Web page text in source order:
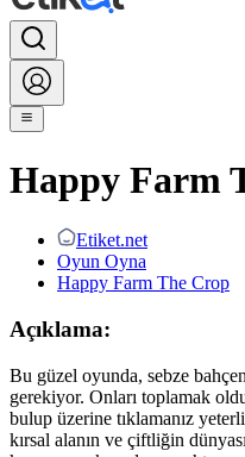
Happy Farm
Etiket.net
Oyun Oyna
Happy Farm The Crop
Açıklama:
Bu güzel oyunda, sebze
gerekiyor. Onları toplamak
bulup üzerine tıklamanız
kırsal alanın ve çiftliğin